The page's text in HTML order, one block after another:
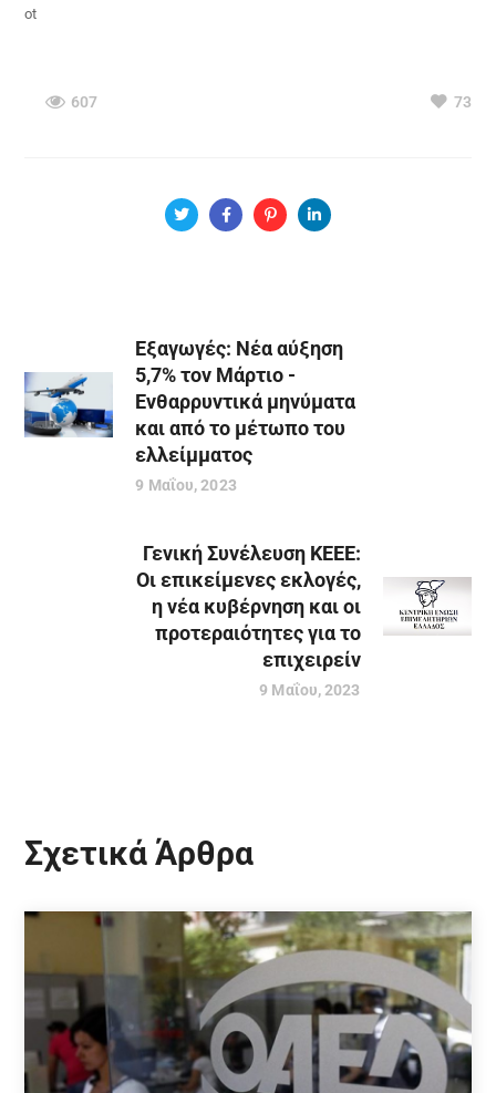
ot
607 73
Εξαγωγές: Νέα αύξηση
5,7% τον Μάρτιο -
Ενθαρρυντικά μηνύματα
και από το μέτωπο του
ελλείμματος
9 Μαΐου, 2023
Γενική Συνέλευση ΚΕΕΕ:
Οι επικείμενες εκλογές,
η νέα κυβέρνηση και οι
προτεραιότητες για το
επιχειρείν
9 Μαΐου, 2023
Σχετικά Άρθρα